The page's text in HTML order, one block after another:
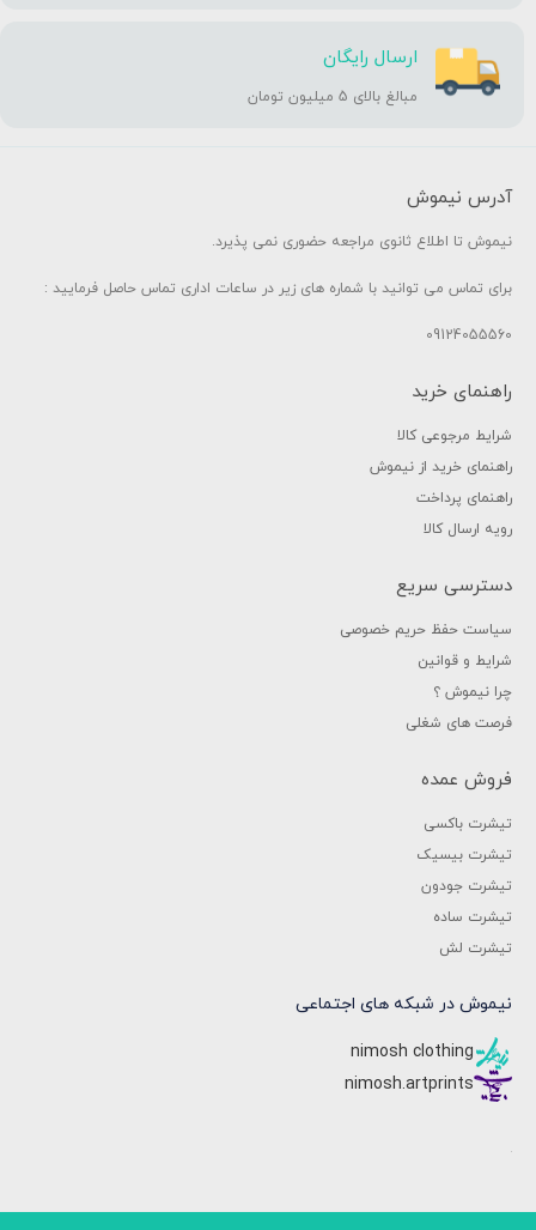
ارسال رایگان
مبالغ بالای 5 میلیون تومان
آدرس نیموش
نیموش تا اطلاع ثانوی مراجعه حضوری نمی پذیرد.
برای تماس می توانید با شماره های زیر در ساعات اداری تماس حاصل فرمایید :
09124055560
راهنمای خرید
شرایط مرجوعی کالا
راهنمای خرید از نیموش
راهنمای پرداخت
رویه ارسال کالا
دسترسی سریع
سیاست حفظ حریم خصوصی
شرایط و قوانین
چرا نیموش ؟
فرصت های شغلی
فروش عمده
تیشرت باکسی
تیشرت بیسیک
تیشرت جودون
تیشرت ساده
تیشرت لش
نیموش در شبکه های اجتماعی
nimosh clothing
nimosh.artprints